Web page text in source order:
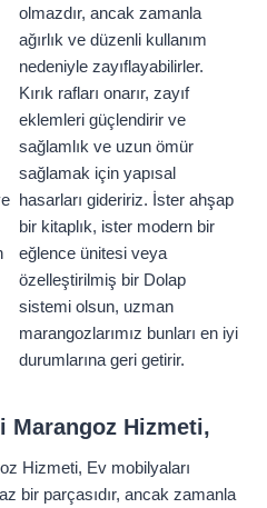
olmazdır, ancak zamanla
ağırlık ve düzenli kullanım
nedeniyle zayıflayabilirler.
Kırık rafları onarır, zayıf
eklemleri güçlendirir ve
sağlamlık ve uzun ömür
sağlamak için yapısal
hasarları gideririz. İster ahşap
bir kitaplık, ister modern bir
eğlence ünitesi veya
özelleştirilmiş bir Dolap
sistemi olsun, uzman
marangozlarımız bunları en iyi
durumlarına geri getirir.
Marangoz Hizmeti,
Hizmeti, Ev mobilyaları
bir parçasıdır, ancak zamanla